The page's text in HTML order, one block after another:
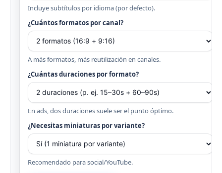
Incluye subtítulos por idioma (por defecto).
¿Cuántos formatos por canal?
A más formatos, más reutilización en canales.
¿Cuántas duraciones por formato?
En ads, dos duraciones suele ser el punto óptimo.
¿Necesitas miniaturas por variante?
Recomendado para social/YouTube.